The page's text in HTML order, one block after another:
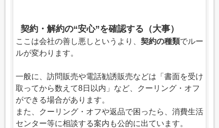
契約・解約の“安心”を確認する（大事）
ここは会社の善し悪しというより、 契約の種類でルー
ルが変わります。
一般に、訪問販売や電話勧誘販売などは「書面を受け
取ってから数えて8日以内」など、クーリング・オフ
ができる場合があります。
また、クーリング・オフや返品で困ったら、消費生活
センター等に相談する案内も公的に出ています。